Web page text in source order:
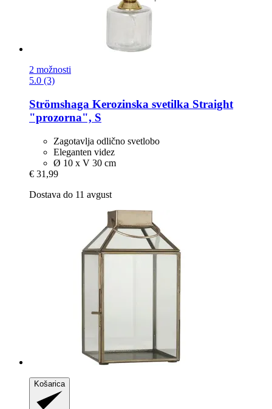
2 možnosti
5.0 (3)
Strömshaga Kerozinska svetilka Straight
"prozorna", S
Zagotavlja odlično svetlobo
Eleganten videz
Ø 10 x V 30 cm
€ 31,99
Dostava do 11 avgust
Košarica